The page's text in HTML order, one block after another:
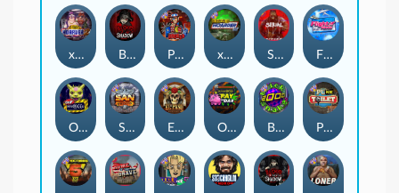
Blood & Shadow
Outsourced
Punk Rocker 2
Outsourced: Payday
xWays Hoarder 2
El Pasa Gunfight xNudge Brick Snake 2000
Flight Mode
San Quentin xWays
Serial
Punk Toilet
xWays Hoarder xSplit